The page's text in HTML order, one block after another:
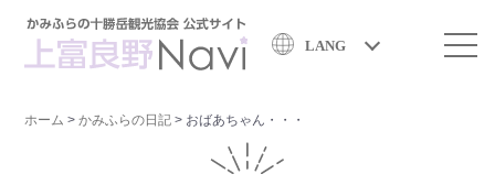
LANG
ホーム >かみふらの日記 > おばあちゃん・・・